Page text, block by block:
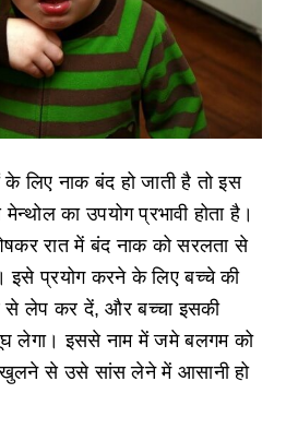
लिए नाक बंद हो जाती है तो इस
का उपयोग प्रभावी होता है।
रात में बंद नाक को सरलता से
इसे प्रयोग करने के लिए बच्चे की
से लेप कर दें, और बच्चा इसकी
लेगा। इससे नाम में जमे बलगम को
खुलने से उसे सांस लेने में आसानी हो